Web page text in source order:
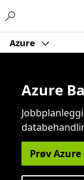
Azure
Azure
Prøv